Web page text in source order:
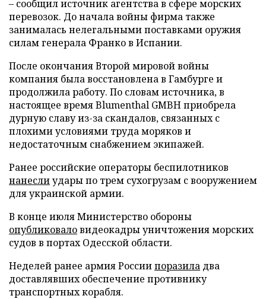
– сообщил источник агентства в сфере морских
перевозок. До начала войны фирма также
занималась нелегальными поставками оружия
силам генерала Франко в Испании.
После окончания Второй мировой войны
компания была восстановлена в Гамбурге и
продолжила работу. По словам источника, в
настоящее время Blumenthal GMBH приобрела
дурную славу из-за скандалов, связанных с
плохими условиями труда моряков и
недостаточным снабжением экипажей.
Ранее российские операторы беспилотников
нанеслиудары по трем сухогрузам с вооружением
для украинской армии.
В конце июля Министерство обороны
опубликоваловидеокадры уничтожения морских
судов в портах Одесской области.
Неделей ранее армия Россиипоразила два
доставлявших обеспечение противнику
транспортных корабля.